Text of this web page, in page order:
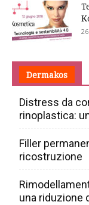
Dermakos
Distress da
rinoplastica:
Filler
ricostruzione
una riduzione